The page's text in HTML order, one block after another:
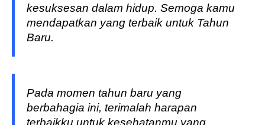
kesuksesan dalam hidup. Semoga kamu
mendapatkan yang terbaik untuk Tahun
Baru.
Pada momen tahun baru yang
berbahagia ini, terimalah harapan
terbaikku untuk kesehatanmu yang